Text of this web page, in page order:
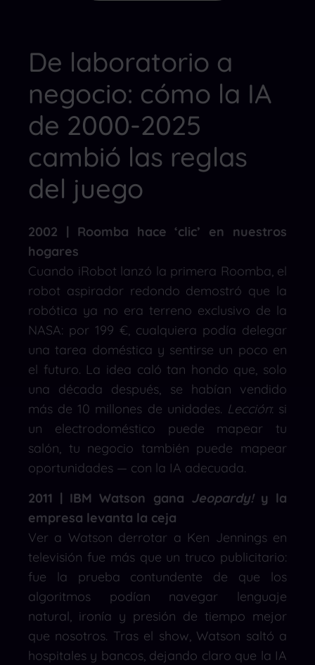
De laboratorio a
negocio: cómo la IA
de 2000-2025
cambió las reglas
del juego
2002 | Roomba hace ‘clic’ en nuestros
hogares
Cuando iRobot lanzó la primera Roomba, el
robot aspirador redondo demostró que la
robótica ya no era terreno exclusivo de la
NASA: por 199 €, cualquiera podía delegar
una tarea doméstica y sentirse un poco en
el futuro. La idea caló tan hondo que, solo
una década después, se habían vendido
más de 10 millones de unidades. Lección: si
un electrodoméstico puede mapear tu
salón, tu negocio también puede mapear
oportunidades — con la IA adecuada.
2011 | IBM Watson gana Jeopardy!y la
empresa levanta la ceja
Ver a Watson derrotar a Ken Jennings en
televisión fue más que un truco publicitario:
fue la prueba contundente de que los
algoritmos podían navegar lenguaje
natural, ironía y presión de tiempo mejor
que nosotros. Tras el show, Watson saltó a
hospitales y bancos, dejando claro que la IA